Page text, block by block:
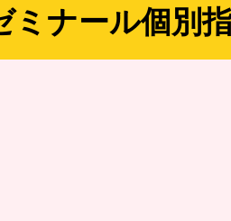
ミナール個別